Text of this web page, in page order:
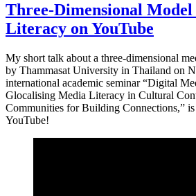
Three-Dimensional
Literacy on YouTube
My short talk about a three-dimensional
by Thammasat University in Thailand on
international academic seminar “Digital
Glocalising Media Literacy in Cultural
Communities for Building Connections,”
YouTube!